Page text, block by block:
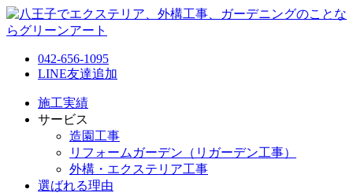
042-656-1095
LINE友達追加
施工実績
サービス
造園工事
リフォームガーデン（リガーデン工事）
外構・エクステリア工事
選ばれる理由